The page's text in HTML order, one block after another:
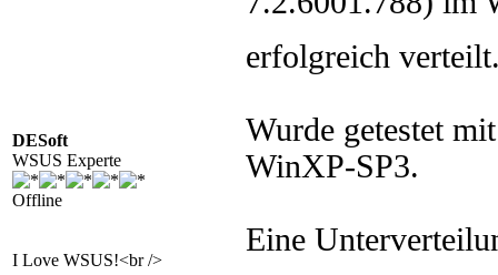
DESoft
WSUS Experte
Offline
I Love WSUS!<br />
erfolgreich
Wurde getestet
WinXP-SP3.
Eine